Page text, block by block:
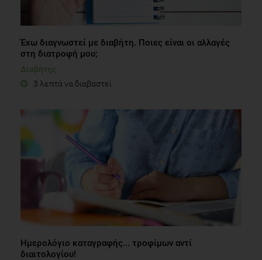
Έχω διαγνωστεί με διαβήτη. Ποιες είναι οι αλλαγές
στη διατροφή μου;
Διαβήτης
3 λεπτά να διαβαστεί
Ημερολόγιο καταγραφής... τροφίμων αντί
διαιτολογίου!